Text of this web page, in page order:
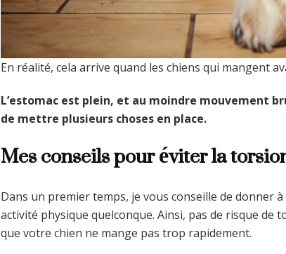
En réalité, cela arrive quand les chiens qui mangent
L’estomac est plein, et au moindre mouvement
de mettre plusieurs choses en place.
Mes conseils pour éviter la
Dans un premier temps, je vous conseille de donner
activité physique quelconque. Ainsi, pas de risque de
que votre chien ne mange pas trop rapidement.